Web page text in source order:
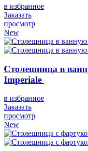
в избранное
Заказать
просмотр
New
Столешница в
Imperiale
в избранное
Заказать
просмотр
New